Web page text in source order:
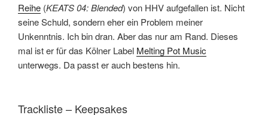
Reihe (KEATS 04: Blended) von HHV aufgefallen ist. Nicht
seine Schuld, sondern eher ein Problem meiner
Unkenntnis. Ich bin dran. Aber das nur am Rand. Dieses
mal ist er für das Kölner Label Melting Pot Music
unterwegs. Da passt er auch bestens hin.
Trackliste – Keepsakes